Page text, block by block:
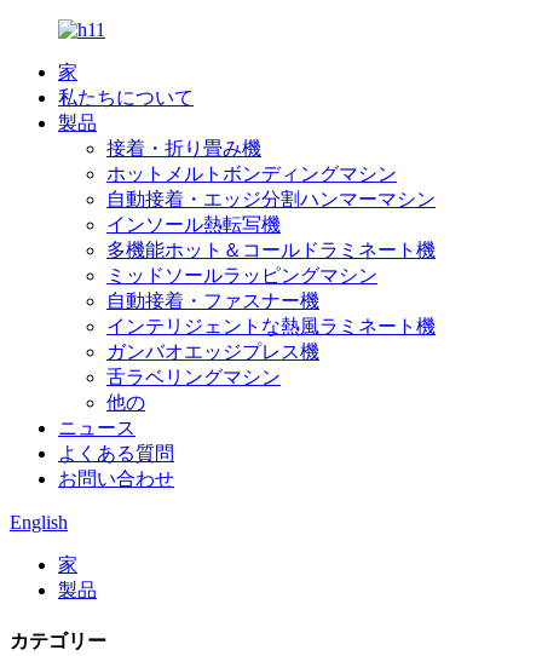
家
私たちについて
製品
接着・折り畳み機
ホットメルトボンディングマシン
自動接着・エッジ分割ハンマーマシン
インソール熱転写機
多機能ホット＆コールドラミネート機
ミッドソールラッピングマシン
自動接着・ファスナー機
インテリジェントな熱風ラミネート機
ガンバオエッジプレス機
舌ラベリングマシン
他の
ニュース
よくある質問
お問い合わせ
English
家
製品
カテゴリー